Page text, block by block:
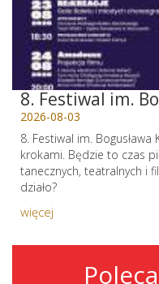
8. Festiwal im.
2026-08-03
8. Festiwal im.
krokami. Będzie to czas
tanecznych, teatralnych i
działo?
więcej